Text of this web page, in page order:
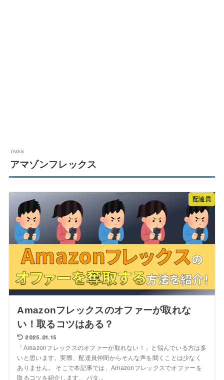
アマゾンフレックス
配達員
Amazonフレックスのオファーが取れな
い！取るコツはある？
2025.01.15
「Amazonフレックスのオファーが取れない！」と悩んでいる方は多
いと思います。実際、配達員仲間からそんな声を聞くことは少なく
ありません。 そこで本記事では、Amazonフレックスでオファーを
取るコツを紹介します。 パタ...